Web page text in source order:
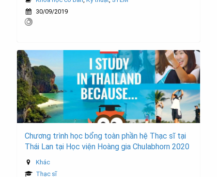
30/09/2019
Chương trình học bổng toàn phần hệ Thạc sĩ tại
Thái Lan tại Học viện Hoàng gia Chulabhorn 2020
Khác
Thạc sĩ